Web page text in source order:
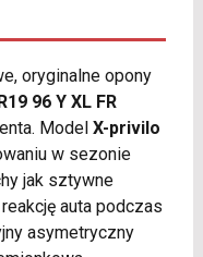
oryginalne opony
96 Y XL FR
Model X-privilo
w sezonie
jak sztywne
auta podczas
asymetryczny